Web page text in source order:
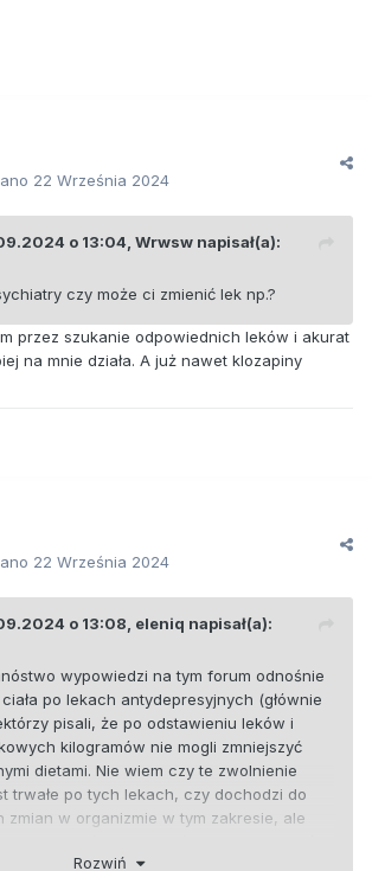
22 Września 2024
o 13:04, Wrwsw napisał(a):
czy może ci zmienić lek np.?
przez szukanie odpowiednich leków i akurat
na mnie działa. A już nawet klozapiny
22 Września 2024
o 13:08, eleniq napisał(a):
wypowiedzi na tym forum odnośnie
po lekach antydepresyjnych (głównie
pisali, że po odstawieniu leków i
kilogramów nie mogli zmniejszyć
dietami. Nie wiem czy te zwolnienie
trwałe po tych lekach, czy dochodzi do
zmian w organizmie w tym zakresie, ale
te leki długoterminowo (co najmniej rok).
Rozwiń